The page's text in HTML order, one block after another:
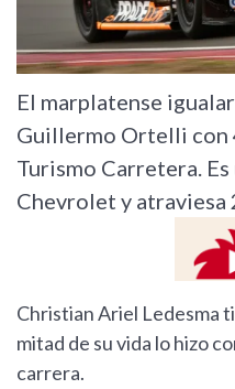
El marplatense
Guillermo Ortelli con
Turismo Carretera.
Chevrolet y atraviesa
Christian Ariel Ledesma
mitad de su vida lo hizo
carrera.